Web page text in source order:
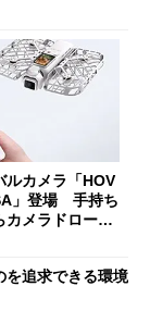
ルカメラ「HOV
」登場 手持ち
カメラドローン
を追求できる環境